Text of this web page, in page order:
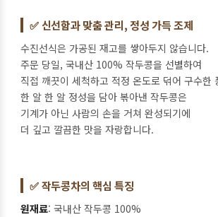
✅ 신선함과 맞춤 관리, 정성 가득 조제
수진선식은 가공된 재고를 쌓아두지 않습니다.
주문 당일, 국내산 100% 작두콩을 선별하여
직접 깨끗이 세척하고 적정 온도로 덖어 구수한
한 알 한 알 정성을 담아 볶아낸 작두콩은
기계가 아닌 사람의 손을 거쳐 완성되기에
더 깊고 깔끔한 맛을 자랑합니다.
✅ 작두콩차의 핵심 특징
원재료: 국내산 작두콩 100%